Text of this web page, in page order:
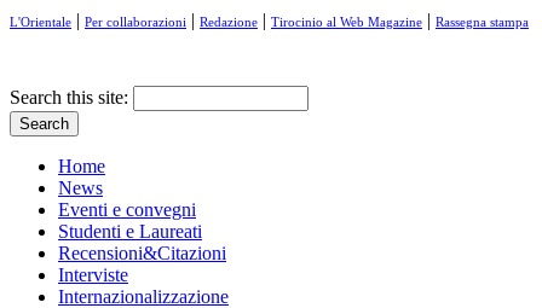
L'Orientale | Per collaborazioni | Redazione | Tirocinio al Web Magazine | Rassegna stampa
Search this site:
Home
News
Eventi e convegni
Studenti e Laureati
Recensioni&Citazioni
Interviste
Internazionalizzazione